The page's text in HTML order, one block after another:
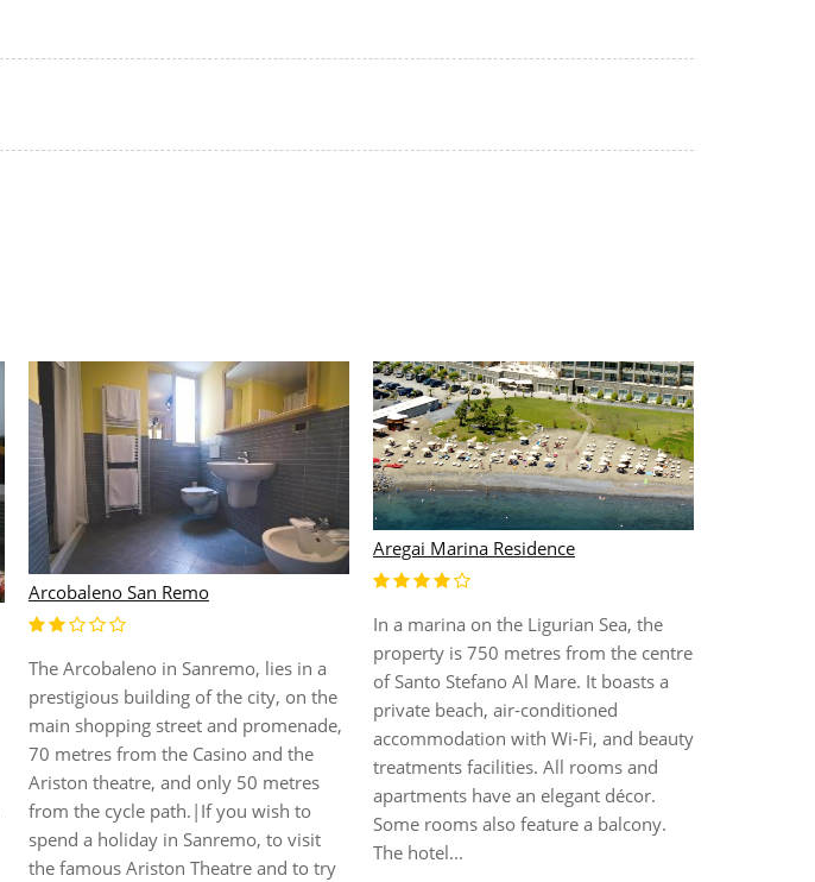
Arcobaleno San Remo
The Arcobaleno in Sanremo, lies in a
prestigious building of the city, on the
main shopping street and promenade,
70 metres from the Casino and the
Ariston theatre, and only 50 metres
from the cycle path.|If you wish to
spend a holiday in Sanremo, to visit
the famous Ariston Theatre and to try
Aregai Marina Residence
In a marina on the Ligurian Sea, the
property is 750 metres from the centre
of Santo Stefano Al Mare. It boasts a
private beach, air-conditioned
accommodation with Wi-Fi, and beauty
treatments facilities. All rooms and
apartments have an elegant décor.
Some rooms also feature a balcony.
The hotel...